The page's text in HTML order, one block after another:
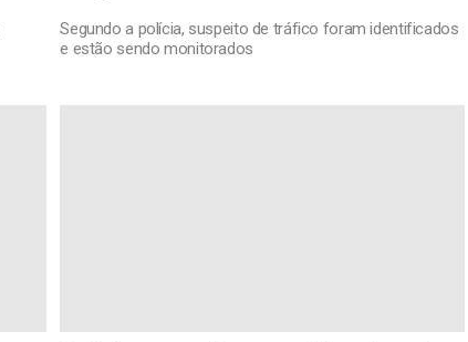
Segundo a polícia, suspeito de tráfico foram identificados
e estão sendo monitorados